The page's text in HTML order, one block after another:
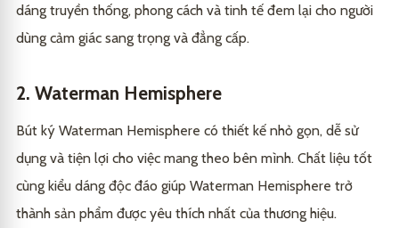
Waterman Carene là loại bút ký cao cấp nhất của
Waterman phải không?
dáng truyền thống, phong cách và tinh tế đem lại cho người
dùng cảm giác sang trọng và đẳng cấp.
2. Waterman Hemisphere
Bút ký Waterman Hemisphere có thiết kế nhỏ gọn, dễ sử
dụng và tiện lợi cho việc mang theo bên mình. Chất liệu tốt
cùng kiểu dáng độc đáo giúp Waterman Hemisphere trở
thành sản phẩm được yêu thích nhất của thương hiệu.